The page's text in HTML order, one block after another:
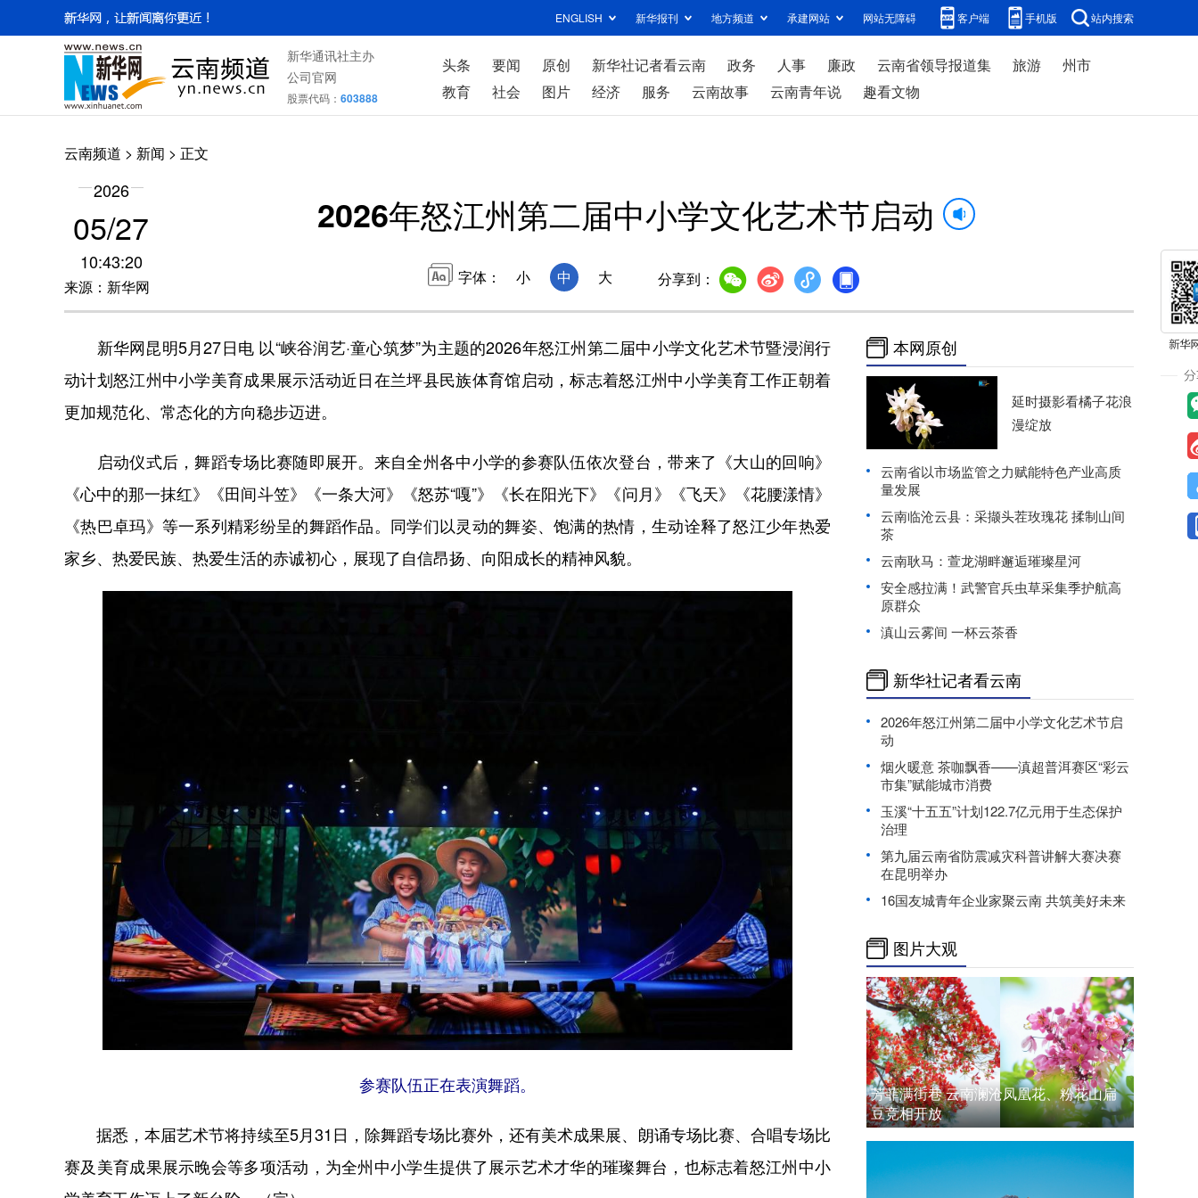
ENGLISH 新华报刊 地方频道 承建网站 网站无障碍 客户端 手机版 站内搜索
新华通讯社主办
公司官网
股票代码： 603888
头条 要闻 原创 新华社记者看云南 政务 人事 廉政 云南省领导报道集 旅游
州市
教育
社会 图片 经济 服务 云南故事 云南青年说 趣看文物
云南频道 > 新闻 > 正文
2026
05/27
10:43:20
来源：新华网
2026年怒江州第二届中小学文化艺术节启动
字体： 小 中 大 分享到：
新华网昆明5月27日电 以“峡谷润艺·童心筑梦”为主题的2026年怒江州第二届中小学文化艺术节暨浸润行
动计划怒江州中小学美育成果展示活动近日在兰坪县民族体育馆启动，标志着怒江州中小学美育工作正朝着
更加规范化、常态化的方向稳步迈进。
启动仪式后，舞蹈专场比赛随即展开。来自全州各中小学的参赛队伍依次登台，带来了《大山的回响》
《心中的那一抹红》《田间斗笠》《一条大河》《怒苏“嘎”》《长在阳光下》《问月》《飞天》《花腰漾情》
《热巴卓玛》等一系列精彩纷呈的舞蹈作品。同学们以灵动的舞姿、饱满的热情，生动诠释了怒江少年热爱
家乡、热爱民族、热爱生活的赤诚初心，展现了自信昂扬、向阳成长的精神风貌。
参赛队伍正在表演舞蹈。
据悉，本届艺术节将持续至5月31日，除舞蹈专场比赛外，还有美术成果展、朗诵专场比赛、合唱专场比
赛及美育成果展示晚会等多项活动，为全州中小学生提供了展示艺术才华的璀璨舞台，也标志着怒江州中小
本网原创
延时摄影看橘子花浪
漫绽放
云南省以市场监管之力赋能特色产业高质
量发展
云南临沧云县：采撷头茬玫瑰花 揉制山间
茶
云南耿马：萱龙湖畔邂逅璀璨星河
安全感拉满！武警官兵虫草采集季护航高
原群众
滇山云雾间 一杯云茶香
新华社记者看云南
2026年怒江州第二届中小学文化艺术节启
动
烟火暖意 茶咖飘香——滇超普洱赛区“彩云
市集”赋能城市消费
玉溪“十五五”计划122.7亿元用于生态保护
治理
第九届云南省防震减灾科普讲解大赛决赛
在昆明举办
16国友城青年企业家聚云南 共筑美好未来
图片大观
芳菲满街巷 云南澜沧凤凰花、粉花山扁
豆竞相开放